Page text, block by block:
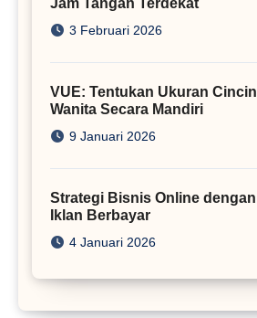
3 Februari 2026
VUE: Tentukan Ukuran Cincin
Wanita Secara Mandiri
9 Januari 2026
Strategi Bisnis Online dengan
Iklan Berbayar
4 Januari 2026